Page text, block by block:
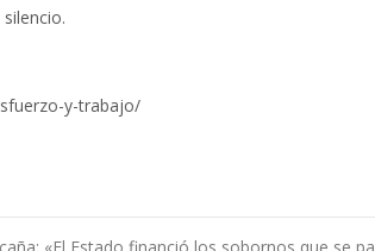
y-trabajo/